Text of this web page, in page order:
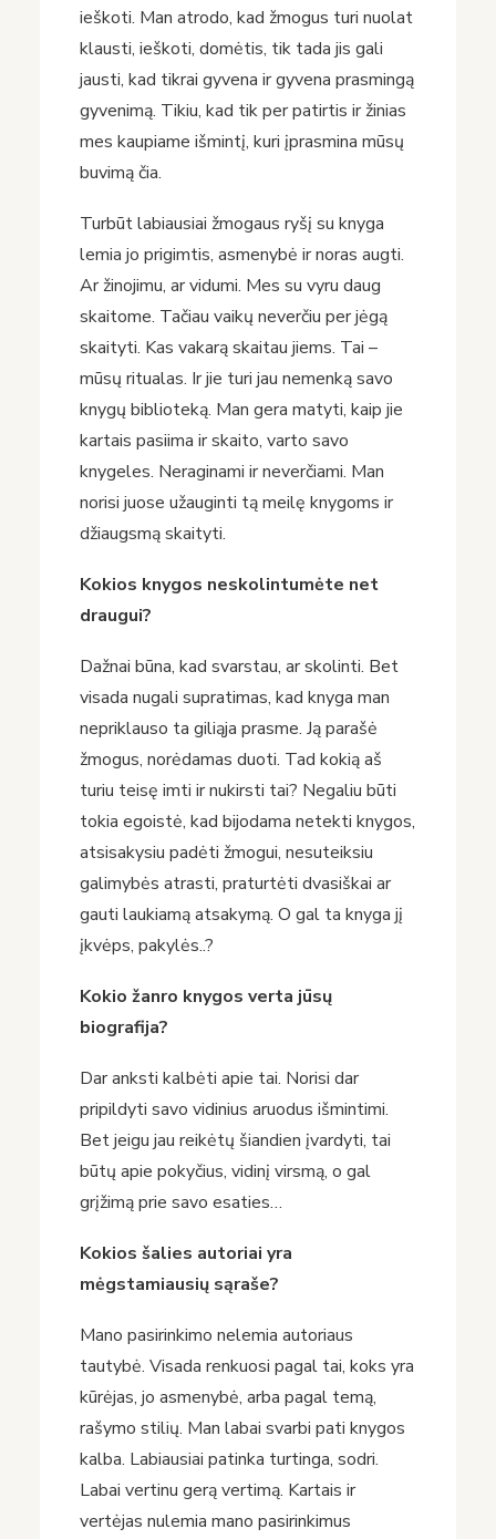
ieškoti. Man atrodo, kad žmogus turi nuolat
klausti, ieškoti, domėtis, tik tada jis gali
jausti, kad tikrai gyvena ir gyvena prasmingą
gyvenimą. Tikiu, kad tik per patirtis ir žinias
mes kaupiame išmintį, kuri įprasmina mūsų
buvimą čia.
Turbūt labiausiai žmogaus ryšį su knyga
lemia jo prigimtis, asmenybė ir noras augti.
Ar žinojimu, ar vidumi. Mes su vyru daug
skaitome. Tačiau vaikų neverčiu per jėgą
skaityti. Kas vakarą skaitau jiems. Tai –
mūsų ritualas. Ir jie turi jau nemenką savo
knygų biblioteką. Man gera matyti, kaip jie
kartais pasiima ir skaito, varto savo
knygeles. Neraginami ir neverčiami. Man
norisi juose užauginti tą meilę knygoms ir
džiaugsmą skaityti.
Kokios knygos neskolintumėte net
draugui?
Dažnai būna, kad svarstau, ar skolinti. Bet
visada nugali supratimas, kad knyga man
nepriklauso ta giliąja prasme. Ją parašė
žmogus, norėdamas duoti. Tad kokią aš
turiu teisę imti ir nukirsti tai? Negaliu būti
tokia egoistė, kad bijodama netekti knygos,
atsisakysiu padėti žmogui, nesuteiksiu
galimybės atrasti, praturtėti dvasiškai ar
gauti laukiamą atsakymą. O gal ta knyga jį
įkvėps, pakylės..?
Kokio žanro knygos verta jūsų
biografija?
Dar anksti kalbėti apie tai. Norisi dar
pripildyti savo vidinius aruodus išmintimi.
Bet jeigu jau reikėtų šiandien įvardyti, tai
būtų apie pokyčius, vidinį virsmą, o gal
grįžimą prie savo esaties…
Kokios šalies autoriai yra
mėgstamiausių sąraše?
Mano pasirinkimo nelemia autoriaus
tautybė. Visada renkuosi pagal tai, koks yra
kūrėjas, jo asmenybė, arba pagal temą,
rašymo stilių. Man labai svarbi pati knygos
kalba. Labiausiai patinka turtinga, sodri.
Labai vertinu gerą vertimą. Kartais ir
vertėjas nulemia mano pasirinkimus